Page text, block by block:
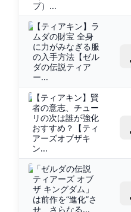
プ）...
【ティアキン】ラ
ムダの財宝 全身
に力がみなぎる服
の入手方法【ゼル
ダの伝説ティア
ー...
【ティアキン】賢
者の意志、チュー
リの次は誰が強化
おすすめ？【ティ
アーズオブザキ
ン...
「ゼルダの伝説
ティアーズ オブ
ザ キングダム」
は前作を“進化”さ
せ、さらなる...